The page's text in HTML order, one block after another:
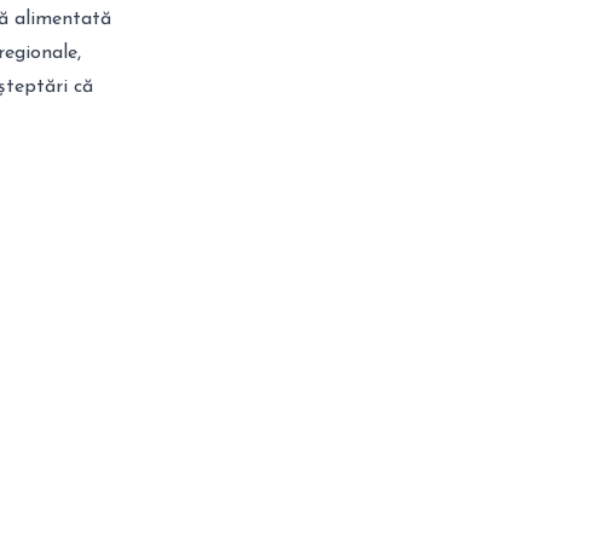
alimentată
că